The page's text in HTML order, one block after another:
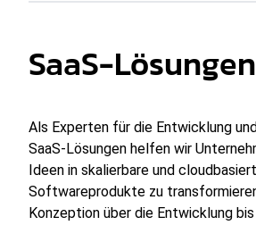
SaaS-Lösungen
Als Experten für die Entwicklung
SaaS-Lösungen helfen wir
Ideen in skalierbare und
Softwareprodukte zu
Konzeption über die Entwicklung